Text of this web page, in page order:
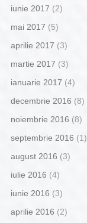
iunie 2017 (2)
mai 2017 (5)
aprilie 2017 (3)
martie 2017 (3)
ianuarie 2017 (4)
decembrie 2016 (8)
noiembrie 2016 (8)
septembrie 2016 (1)
august 2016 (3)
iulie 2016 (4)
iunie 2016 (3)
aprilie 2016 (2)